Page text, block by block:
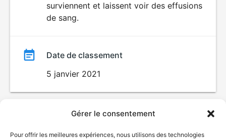
Gérer le consentement
Pour offrir les meilleures expériences, nous utilisons des technologies
surviennent et laissent voir des effusions
de sang.
Date de classement
5 janvier 2021